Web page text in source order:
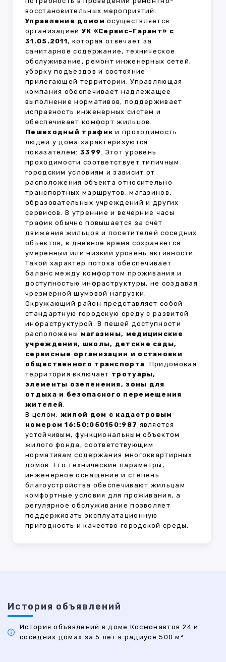
восстановительных мероприятий.
Управление домом осуществляется
организациейУК «Сервис-Гарант» с
31.05.2011, которая отвечает за
санитарное содержание, техническое
обслуживание, ремонт инженерных сетей,
уборку подъездов и состояние
прилегающей территории. Управляющая
компания обеспечивает надлежащее
выполнение нормативов, поддерживает
исправность инженерных систем и
обеспечивает комфорт жильцов.
Пешеходный трафик и проходимость
людей у дома характеризуются
показателем: 3399. Этот уровень
проходимости соответствует типичным
городским условиям и зависит от
расположения объекта относительно
транспортных маршрутов, магазинов,
образовательных учреждений и других
сервисов. В утренние и вечерние часы
трафик обычно повышается за счёт
движения жильцов и посетителей соседних
объектов, в дневное время сохраняется
умеренный или низкий уровень активности.
Такой характер потока обеспечивает
баланс между комфортом проживания и
доступностью инфраструктуры, не создавая
чрезмерной шумовой нагрузки.
Окружающий район представляет собой
стандартную городскую среду с развитой
инфраструктурой. В пешей доступности
расположены магазины, медицинские
учреждения, школы, детские сады,
сервисные организации и остановки
общественного транспорта. Придомовая
территория включает тротуары,
элементы озеленения, зоны для
отдыха и безопасного перемещения
жителей.
В целом, жилой дом с кадастровым
номером 16:50:050150:987 является
устойчивым, функциональным объектом
жилого фонда, соответствующим
нормативам содержания многоквартирных
домов. Его технические параметры,
инженерное оснащение и степень
благоустройства обеспечивают жильцам
комфортные условия для проживания, а
регулярное обслуживание позволяет
поддерживать эксплуатационную
пригодность и качество городской среды.
История объявлений
История объявлений в доме Космонавтов 24 и
соседних домах за 5 лет в радиусе 500 м²